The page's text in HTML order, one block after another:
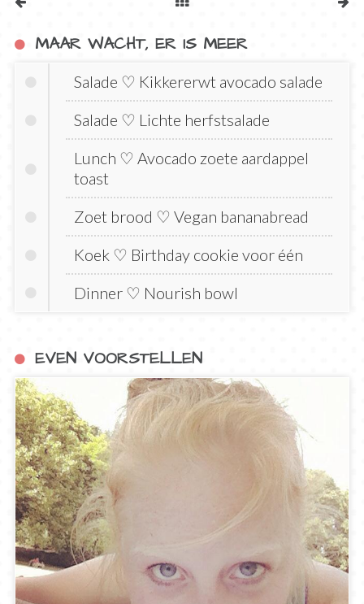
MAAR WACHT, ER IS MEER
Salade ♡ Kikkererwt avocado salade
Salade ♡ Lichte herfstsalade
Lunch ♡ Avocado zoete aardappel
toast
Zoet brood ♡ Vegan bananabread
Koek ♡ Birthday cookie voor één
Dinner ♡ Nourish bowl
EVEN VOORSTELLEN